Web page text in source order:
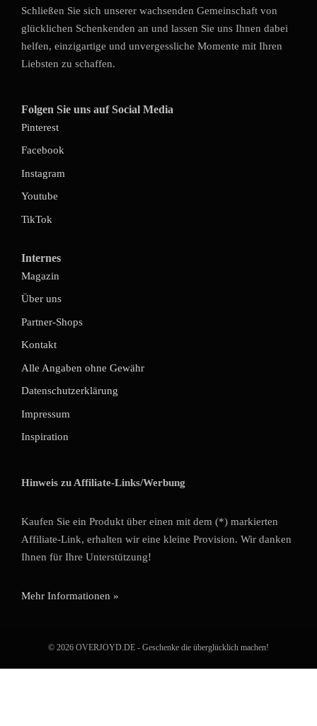
Schließen Sie sich unserer wachsenden Gemeinschaft von
glücklichen Schenkenden an und lassen Sie uns Ihnen dabei
helfen, einzigartige und unvergessliche Momente mit Ihren
Liebsten zu schaffen.
Folgen Sie uns auf Social Media
Pinterest
Facebook
Instagram
Youtube
TikTok
Internes
Magazin
Über uns
Partner-Shops
Kontakt
Alle Angaben ohne Gewähr
Datenschutzerklärung
Impressum
Inspiration
Hinweis zu Affiliate-Links/Werbung
Kaufen Sie ein Produkt über einen mit dem (*) markierten
Affiliate-Link, erhalten wir eine kleine Provision. Wir danken
Ihnen für Ihre Unterstützung!
Mehr Informationen »
© 2026 OVERJOYD.DE - Geschenke die überglücklich machen!